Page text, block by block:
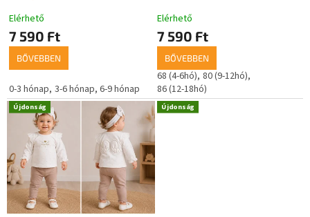
e
s
t
á
a
Elérhető
7 590 Ft
BŐVEBBEN
0-3 hónap 3-6 hónap 6-9 hónap
Elérhető
7 590 Ft
BŐVEBBEN
68 (4-6hó) 80 (9-12hó)
86 (12-18hó)
Újdonság Újdonság